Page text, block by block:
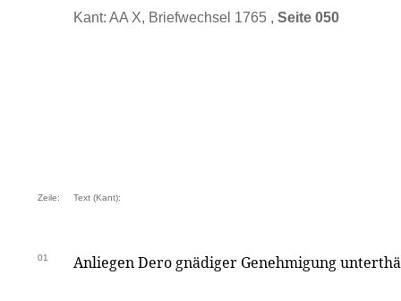
Kant: AA X, Briefwechsel 1765 , Seite 050
Zeile: Text (Kant):
01 Anliegen Dero gnädiger Genehmigung